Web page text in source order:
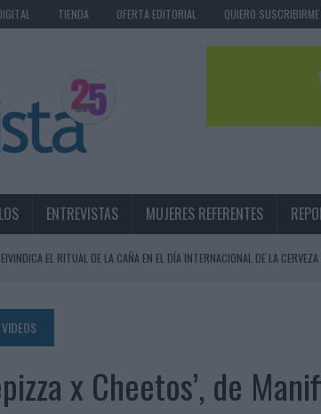
TIENDA OFERTA EDITORIAL QUIERO SUSCRIBIRME
ENTREVISTAS MUJERES REFERENTES
EL RITUAL DE LA CAÑA EN EL DÍA INTERNACIONAL DE LA CERVEZA
LA ESTRATEGIA DIGITAL DE LAS MARCAS
EN SOUVENIRS CON IA
EL ECLIPSE DE 2026 PONDRÁ A PRUEBA LA CREATIVIDAD DE LAS
VIDEOS
x Cheetos’, de